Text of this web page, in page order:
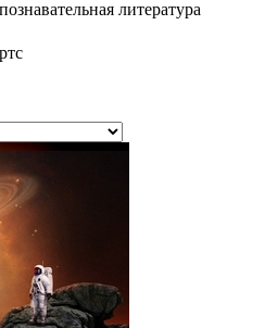
литература